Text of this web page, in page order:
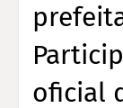
oficial